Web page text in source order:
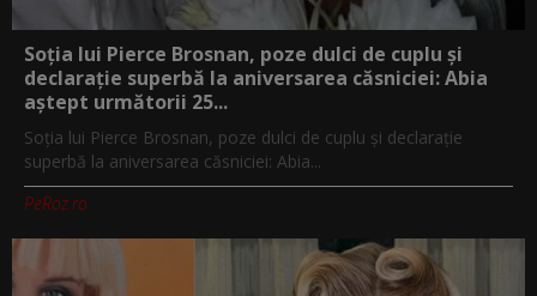
Soția lui Pierce Brosnan, poze dulci de cuplu și
declarație superbă la aniversarea căsniciei: Abia
aștept următorii 25...
Soția lui Pierce Brosnan, poze dulci de cuplu și declarație
superbă la aniversarea căsniciei: Abia...
PeRoz.ro